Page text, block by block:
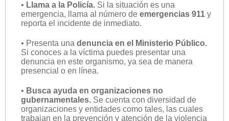
• Llama a la Policía. Si la situación es una
emergencia, llama al número de emergencias 911 y
reporta el incidente de inmediato.
• Presenta una denuncia en el Ministerio Público.
Si conoces a la víctima puedes presentar una
denuncia en este organismo, ya sea de manera
presencial o en línea.
• Busca ayuda en organizaciones no
gubernamentales. Se cuenta con diversidad de
organizaciones y entidades como tales, las cuales
trabajan en la prevención y atención de la violencia